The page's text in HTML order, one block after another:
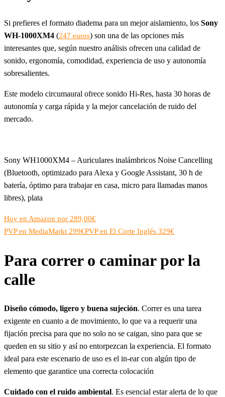
Si prefieres el formato diadema para un mejor aislamiento, los Sony
WH-1000XM4 (247 euros) son una de las opciones más
interesantes que, según nuestro análisis ofrecen una calidad de
sonido, ergonomía, comodidad, experiencia de uso y autonomía
sobresalientes.
Este modelo circumaural ofrece sonido Hi-Res, hasta 30 horas de
autonomía y carga rápida y la mejor cancelación de ruido del
mercado.
Sony WH1000XM4 – Auriculares inalámbricos Noise Cancelling
(Bluetooth, optimizado para Alexa y Google Assistant, 30 h de
batería, óptimo para trabajar en casa, micro para llamadas manos
libres), plata
Hoy en Amazon por 289,00€
PVP en MediaMarkt 299€PVP en El Corte Inglés 329€
Para correr o caminar por la
calle
Diseño cómodo, ligero y buena sujeción. Correr es una tarea
exigente en cuanto a de movimiento, lo que va a requerir una
fijación precisa para que no solo no se caigan, sino para que se
queden en su sitio y así no entorpezcan la experiencia. El formato
ideal para este escenario de uso es el in-ear con algún tipo de
elemento que garantice una correcta colocación
Cuidado con el ruido ambiental. Es esencial estar alerta de lo que